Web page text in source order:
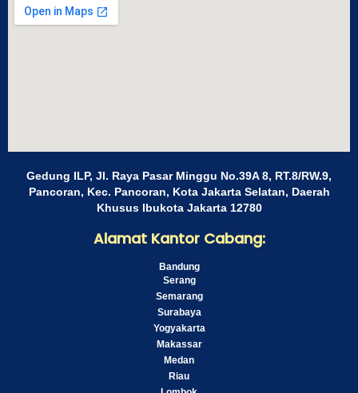
Gedung ILP, Jl. Raya Pasar Minggu No.39A 8, RT.8/RW.9,
Pancoran, Kec. Pancoran, Kota Jakarta Selatan, Daerah
Khusus Ibukota Jakarta 12780
Alamat Kantor Cabang:
Bandung
Serang
Semarang
Surabaya
Yogyakarta
Makassar
Medan
Riau